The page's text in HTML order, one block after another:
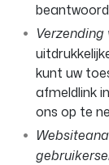
kunt uw
afmeldlink
ons op te